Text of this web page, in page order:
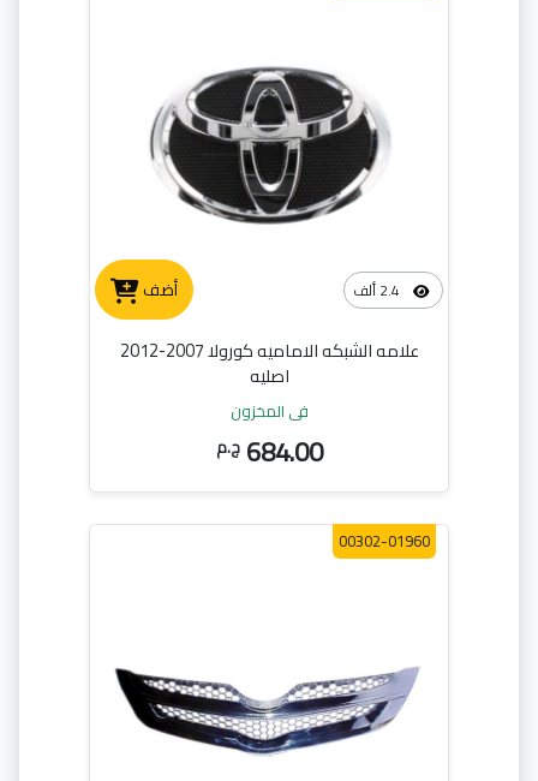
أضف
علامه الشبكه الاماميه كورولا 2007-2012
اصليه
في المخزون
684.00 ج.م
00302-01960